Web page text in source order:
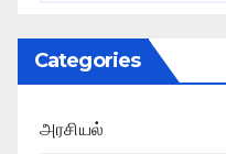
Categories
அரசியல்